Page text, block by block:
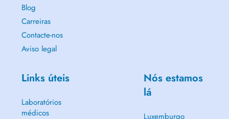
Blog
Carreiras
Contacte-nos
Aviso legal
Links úteis
Laboratórios
médicos
Nós estamos
lá
Luxemburgo